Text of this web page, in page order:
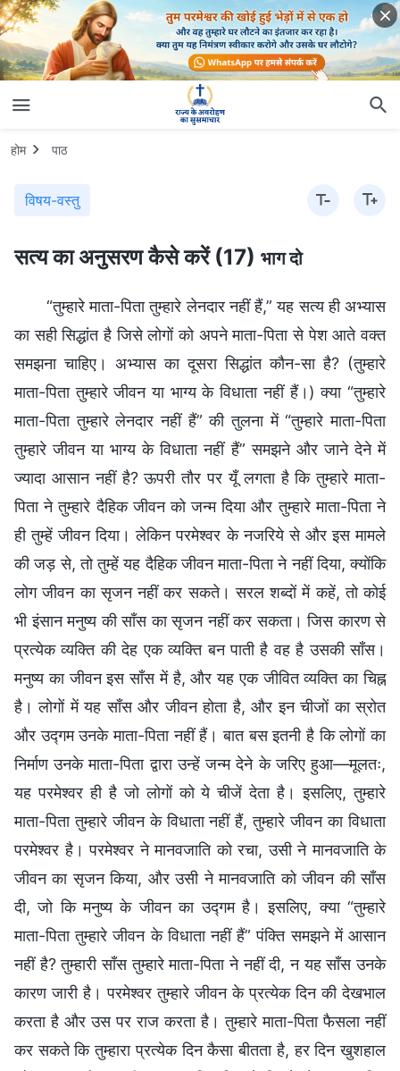
होम पाठ
विषय-वस्तु
सत्य का अनुसरण कैसे करें (17) भाग दो
“तुम्हारे माता-पिता तुम्हारे लेनदार नहीं हैं,” यह सत्य ही अभ्यास का सही सिद्धांत है जिसे लोगों को अपने माता-पिता से पेश आते वक्त समझना चाहिए। अभ्यास का दूसरा सिद्धांत कौन-सा है? (तुम्हारे माता-पिता तुम्हारे जीवन या भाग्य के विधाता नहीं हैं।) क्या “तुम्हारे माता-पिता तुम्हारे लेनदार नहीं हैं” की तुलना में “तुम्हारे माता-पिता तुम्हारे जीवन या भाग्य के विधाता नहीं हैं” समझने और जाने देने में ज्यादा आसान नहीं है? ऊपरी तौर पर यूँ लगता है कि तुम्हारे माता-पिता ने तुम्हारे दैहिक जीवन को जन्म दिया और तुम्हारे माता-पिता ने ही तुम्हें जीवन दिया। लेकिन परमेश्वर के नजरिये से और इस मामले की जड़ से, तो तुम्हें यह दैहिक जीवन माता-पिता ने नहीं दिया, क्योंकि लोग जीवन का सृजन नहीं कर सकते। सरल शब्दों में कहें, तो कोई भी इंसान मनुष्य की साँस का सृजन नहीं कर सकता। जिस कारण से प्रत्येक व्यक्ति की देह एक व्यक्ति बन पाती है वह है उसकी साँस। मनुष्य का जीवन इस साँस में है, और यह एक जीवित व्यक्ति का चिह्न है। लोगों में यह साँस और जीवन होता है, और इन चीजों का स्रोत और उद्गम उनके माता-पिता नहीं हैं। बात बस इतनी है कि लोगों का निर्माण उनके माता-पिता द्वारा उन्हें जन्म देने के जरिए हुआ—मूलतः, यह परमेश्वर ही है जो लोगों को ये चीजें देता है। इसलिए, तुम्हारे माता-पिता तुम्हारे जीवन के विधाता नहीं हैं, तुम्हारे जीवन का विधाता परमेश्वर है। परमेश्वर ने मानवजाति को रचा, उसी ने मानवजाति के जीवन का सृजन किया, और उसी ने मानवजाति को जीवन की साँस दी, जो कि मनुष्य के जीवन का उद्गम है। इसलिए, क्या “तुम्हारे माता-पिता तुम्हारे जीवन के विधाता नहीं हैं” पंक्ति समझने में आसान नहीं है? तुम्हारी साँस तुम्हारे माता-पिता ने नहीं दी, न यह साँस उनके कारण जारी है। परमेश्वर तुम्हारे जीवन के प्रत्येक दिन की देखभाल करता है और उस पर राज करता है। तुम्हारे माता-पिता फैसला नहीं कर सकते कि तुम्हारा प्रत्येक दिन कैसा बीतता है, हर दिन खुशहाल और आसान है या नहीं, तुम हर दिन किससे मिलते हो, या हर दिन कैसे माहौल में जीते हो। बात बस इतनी है कि परमेश्वर तुम्हारे माता-पिता के जरिए तुम्हारी देखभाल करता है—तुम्हारे माता-पिता बस वे लोग हैं जिन्हें परमेश्वर ने तुम्हारी देखभाल के लिए भेजा। जब पैदा होने पर तुम्हें जीवन देने वाले तुम्हारे माता-पिता नहीं थे, तो जिस जीवन के कारण तुम अब तक जीवित हो, वो क्या तुम्हारे माता-पिता ने दिया है? ऐसा नहीं है। तुम्हारे जीवन का उद्गम अभी भी परमेश्वर ही है, तुम्हारे माता-पिता नहीं। मान लो कि तुम्हारे माता-पिता ने तुम्हें जन्म दिया, लेकिन जब तुम साल भर के या पाँच साल के हो, तो परमेश्वर तुम्हारा जीवन छीन लेने का फैसला कर ले। क्या तुम्हारे माता-पिता इस बारे में कुछ भी कर सकते हैं? तुम्हारे माता-पिता क्या करेंगे? वे तुम्हारा जीवन कैसे बचाएँगे? वे तुम्हें अस्पताल भेजेंगे और डॉक्टरों को सौंपेंगे, जो तुम्हारी बीमारी का इलाज कर तुम्हें बचाने की कोशिश करेंगे। यह तुम्हारे माता-पिता की जिम्मेदारी है। लेकिन अगर परमेश्वर कहे कि इस जीवन और इस व्यक्ति को जीवित नहीं रहना चाहिए, और इसे किसी और परिवार में पुनर्जन्म लेना चाहिए, तो तुम्हारे माता-पिता के पास तुम्हारा जीवन बचाने की कोई ताकत या उपाय नहीं होगा। वे सिर्फ तुम्हारे छोटे-से जीवन को इस संसार से जाते हुए देख सकेंगे। जब किसी जीवन का अंत हो जाता है तो वे शक्तिहीन हो जाते हैं—वे सिर्फ माता-पिता के तौर पर अपनी जिम्मेदारी पूरी कर सकते हैं, तुम्हें डॉक्टरों को सौंप सकते हैं जो तुम्हारा इलाज कर तुम्हारा जीवन बचाने की कोशिश करेंगे, लेकिन तुम्हारे माता-पिता यह फैसला नहीं कर सकते कि तुम्हारा जीवन जारी रहेगा या नहीं। अगर परमेश्वर कहे कि तुम जीते रह सकते हो, तो तुम्हारे जीवन का अस्तित्व रहेगा। अगर परमेश्वर कहे कि तुम्हारा जीवन अस्तित्व में नहीं होना चाहिए, तो तुम्हारे जीवन का अंत हो जाएगा। क्या तुम्हारे माता-पिता इस बारे में कुछ भी कर सकते हैं? वे सिर्फ खुद को तुम्हारे भाग्य पर छोड़ सकते हैं। सीधे शब्दों में कहें, तो वे बस साधारण सृजित प्राणी हैं। बात बस इतनी है कि तुम्हारे नजरिये से उनकी एक खास पहचान है—उन्होंने तुम्हें जन्म दिया, पाल-पोस कर बड़ा किया, वे तुम्हारे मुखिया हैं, तुम्हारे माता-पिता हैं। लेकिन परमेश्वर के नजरिये से वे बस साधारण इंसान हैं, वे बस भ्रष्ट मानवजाति के सदस्य हैं, और उनके बारे में कुछ भी विशेष नहीं है। वे अपने जीवन के ही विधाता नहीं हैं, तो वे तुम्हारे जीवन के विधाता कैसे बन सकते हैं? भले ही उन्होंने तुम्हें जन्म दिया, फिर भी वे नहीं जानते कि तुम्हारा जीवन कहाँ से आया, वे फैसला नहीं कर सकते थे कि किस वक्त, किस घड़ी और किस जगह तुम्हारा जीवन आएगा या तुम्हारा जीवन कैसा होगा। वे इनमें से कोई भी बात नहीं जानते। इन बातों के लिए वे बस निश्चेष्ट होकर परमेश्वर की संप्रभुता और उसकी व्यवस्थाओं की प्रतीक्षा करते हैं। चाहे इस बारे में वे खुश हों या न हों, चाहे वे इस पर यकीन करें या न करें, ये तमाम चीजें परमेश्वर के हाथों आयोजित और घटित होती हैं। तुम्हारे माता-पिता तुम्हारे जीवन के विधाता नहीं हैं—क्या यह मामला समझने में आसान नहीं है? (आसान है।) तुम्हारे माता-पिता ने तुम्हारी देह को जन्म दिया, लेकिन उन्होंने तुम्हारी देह के जीवन को जन्म नहीं दिया। यह एक तथ्य है। क्या तुम्हारे माता-पिता का वश ऐसे मामलों पर भी चल सकता है कि तुम्हारी कद-काठी कैसी होगी, तुम्हारे बाल किस रंग के या कितने घने होंगे, तुम्हारी अभिरुचियाँ क्या होंगी, वगैरह-वगैरह? (नहीं।) तुम्हारे माता-पिता यह तय नहीं कर सकते कि तुम्हारी त्वचा अच्छी होगी या बुरी, या तुम्हारे चेहरे का रूप-रंग कैसा होगा। कुछ माता-पिता मोटे होते हैं, लेकिन वे ऐसे बच्चों को जन्म देते हैं जो छोटी आँख-नाक वाले, दुबले-पतले और नाटे होते हैं। उन्हें देख कर लोग सोचते हैं : “ये बच्चे किसके जैसे दिखते हैं? ये यकीनन अपने माता-पिता जैसे नहीं दिखते।” माता-पिता यह भी तय नहीं कर सकते कि उनके बच्चे कैसे दिखेंगे, कर सकते हैं क्या? कुछ माता-पिता हट्टे-कट्टे होते हैं, और वे बहुत दुबले-पतले और कमजोर बच्चों को जन्म देते हैं; कुछ माता-पिता बहुत दुबले-पतले और कमजोर होते हैं, और वे हट्टे-कट्टे बच्चों को जन्म देते हैं, जो सांड़ों जैसे मजबूत होते हैं। कुछ माता-पिता चूहों जैसे दब्बू होते हैं, और वे ऐसे बच्चों को जन्म देते हैं जो बेहद साहसी होते हैं। कुछ माता-पिता सावधान और सतर्क रहते हैं, और वे ऐसे बच्चों को जन्म देते हैं जो बहुत महत्वाकांक्षी होते हैं, और अंत में उनमें से कुछ सम्राट बन जाते हैं, कुछ राष्ट्राध्यक्ष और कुछ दूसरे चोर-डकैतों के दबंग डॉन। कुछ माता-पिता किसान होते हैं, लेकिन उनके बच्चे उच्च अधिकारी बन जाते हैं। कुछ माता-पिता धोखेबाज होते हैं, लेकिन वे ऐसे बच्चों को जन्म देते हैं जो बड़े तमीजदार और भोले होते हैं। कुछ माता-पिता गैर-विश्वासी होते हैं, या हो सकता है कि वे मूर्तियों और दानवों की आराधना करते हों, पर वे ऐसे बच्चे पैदा करते हैं जो परमेश्वर में विश्वास रखना चाहते हैं, जो परमेश्वर में अपनी आस्था के बिना जीवित ही नहीं रह सकते। कुछ माता-पिता अपने बच्चों को बताते हैं, “मैं तुम्हें यूनिवर्सिटी भेजने वाला हूँ,” और उनके बच्चे कहते हैं, “नहीं, मैं एक सृजित प्राणी हूँ, मुझे अपना कर्तव्य निभाना चाहिए!” फिर माता-पिता अपने बच्चे को बताते हैं : “तुम छोटे हो, तुम्हें कर्तव्य निभाने की जरूरत नहीं। हम इसलिए अपने कुछ कर्तव्य निभाते हैं क्योंकि हम बड़े हो गए हैं, हमारी कोई संभावनाएँ नहीं हैं; हम भविष्य में अपने परिवार के लिए कुछ आशीष अर्जित कर लेंगे, इसलिए तुम्हें यह करने की जरूरत नहीं है। तुम्हें मेहनत से पढ़ाई करनी है, और यूनिवर्सिटी से ग्रेजुएट होने के बाद तुम्हें जाकर कोई उच्च अधिकारी बनना होगा, ताकि मैं तुम्हारी छत्रछाया में थोड़ा आराम कर सकूँ।” उनके बच्चों का जवाब होता है : “नहीं। मैं एक सृजित प्राणी हूँ, अपना कर्तव्य निभाना सबसे अहम चीज है।” बेशक, कुछ ऐसे माता-पिता हैं जो परमेश्वर में विश्वास रखते हैं, और अपने परिवारों को त्याग देते हैं, अपनी नौकरियाँ छोड़ देते हैं, लेकिन उनके बच्चे कभी परमेश्वर में विश्वास नहीं रखना चाहते। उनके बच्चे गैर-विश्वासी होते हैं, और तुम उन बच्चों और उनके माता-पिता को चाहे जिस भी तरह से देखो, वे एक परिवार के समान नहीं लगते। हालाँकि देखने में, जीने की आदतों में और अपने चरित्र के कुछ पहलुओं में भी वे एक परिवार जैसे लग सकते हैं, लेकिन अपनी रुचियों-अभिरुचियों, अनुसरणों और चलने के पथों में वे पूरी तरह से अलग हैं। वे बिल्कुल दो अलग किस्म के लोग हैं जो दो अलग रास्तों पर चलते हैं। तो लोगों के जीवन में अंतर होते हैं और इन्हें उनके माता-पिता तय नहीं करते। माता-पिता यह तय नहीं कर सकते कि उनके बच्चों का जीवन कैसा होगा, या उनके बच्चे कैसे माहौल में पैदा होंगे। तुम्हारे माता-पिता न तुम्हारे जीवन के विधाता हैं न ही तुम्हारे भाग्य विधाता। लोगों को उनका जीवन उनके माता-पिता द्वारा नहीं दिया जाता—किसी व्यक्ति का भाग्य उसके जीवन से ज्यादा बड़ा मामला है या छोटा? लोगों के लिए ये दोनों ही मामले बड़े हैं। ऐसा क्यों है? क्योंकि ये वो चीजें नहीं हैं जो लोग अपने सहज ज्ञान, काबिलियत या क्षमता का इस्तेमाल करके समझ, हासिल या नियंत्रित कर सकते हैं। लोगों के भाग्य और जीवन पथ का फैसला परमेश्वर ही करता है, वही उस पर राज करता है। कोई भी इंसान इन दोनों मामलों में से किसी एक को नहीं चुन सकता। तुम किस परिवार में जन्म लोगे, या इस जीवन में तुम्हारे माता-पिता कौन होंगे, इसे न तुम चुनते हो, न तुम्हारे माता-पिता। तुम्हें जन्म देने में तुम्हारे माता-पिता भी निश्चेष्ट थे। तो तुम्हारे माता-पिता यह तय नहीं कर सकते कि तुम्हारा भाग्य पथ कैसा होगा, क्या तुम अपने जीवन में बहुत धनी और अमीर होगे, गरीब और निचले दर्जे के होगे, या सिर्फ एक औसत इंसान होगे; वे फैसला नहीं कर सकते कि तुम इस जीवन में कहाँ जाओगे, कहाँ जीवन-यापन करोगे या तुम्हारी शादी कैसी होगी, तुम्हारे बच्चे कैसे होंगे या तुम किस प्रकार के भौतिक माहौल में जियोगे, वगैरह-वगैरह। कुछ ऐसे लोग हैं जिनके परिवार बच्चे को जन्म देने से पहले बहुत संपन्न थे, उनके पास भरपूर कपड़े और खाना था, जरूरत से ज्यादा पैसा था, लेकिन बच्चे ने बड़े होने के बाद परिवार की दौलत उड़ा दी और उन माता-पिता ने चाहे जितना भी धन कमाया हो, वे उस दोनों हाथों से धन उड़ाने वाले बच्चे की फिजूलखर्ची की भरपाई नहीं कर सके। ऐसे भी कुछ लोग हैं जो गरीब थे, लेकिन बच्चे को जन्म देने के कुछ साल बाद उनके पारिवारिक व्यापार पनपने लगे, उनका जीवन सुधर गया, चीजें आसान होती गईं और उनका परिवेश भी और बेहतर होता गया। देखा, ये तमाम चीजें ऐसी हैं जिनकी इन माता-पिता ने उम्मीद नहीं की थी, है कि नहीं? माता-पिता अपने बच्चों के भाग्य का फैसला नहीं कर सकते, और स्वाभाविक रूप से उनका अपने बच्चों के भाग्य से कुछ लेना-देना भी नहीं होता। तुम किस तरह के मार्ग पर चलते हो, कहाँ जाते हो, और इस जीवन में तुम कैसे लोगों से मिलते हो, कितनी विपत्तियों का सामना करते हो, तुम्हारे हिस्से कितनी बड़ी चीजें और कितनी दौलत आती है—इन तमाम चीजों का तुम्हारे माता-पिता से या उनकी अपेक्षाओं से कोई लेना-देना नहीं है। सभी माता-पिता कामना करते हैं कि उनका बच्चा तरक्की करे, लेकिन क्या यह कामना पूरी होती है? जरूरी नहीं। कुछ बच्चे जरूर तरक्की करते हैं, जैसा कि उनके माता-पिता चाहते थे, और वे उच्च अधिकारी बन जाते हैं, अमीर हो जाते हैं और बढ़िया जीवन जीते हैं, लेकिन उनके माता-पिता इस अच्छी दौलत का आनंद लिए बिना या इस छत्रछाया में आराम किए बिना कुछ ही वर्षों में बीमार पड़कर मर जाते हैं। क्या किसी व्यक्ति के भाग्य का अपने माता-पिता के भाग्य से कोई सरोकार होता है? नहीं। ऐसा नहीं है कि तुम